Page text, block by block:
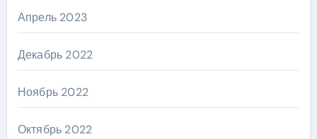
Апрель 2023
Декабрь 2022
Ноябрь 2022
Октябрь 2022